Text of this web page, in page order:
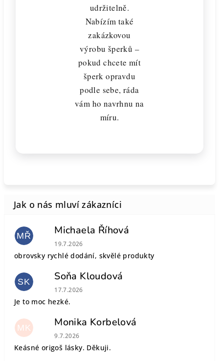
udržitelně.
Nabízím také
zakázkovou
výrobu šperků –
pokud chcete mít
šperk opravdu
podle sebe, ráda
vám ho navrhnu na
míru.
MŘ Michaela Říhová
Hodnocení obchodu je 5 z 5 hvězdiček.
19.7.2026
obrovsky rychlé dodání, skvělé produkty
SK Soňa Kloudová
Hodnocení obchodu je 5 z 5 hvězdiček.
17.7.2026
Je to moc hezké.
MK Monika Korbelová
Hodnocení obchodu je 5 z 5 hvězdiček.
9.7.2026
Keásné origoš lásky. Děkuji.